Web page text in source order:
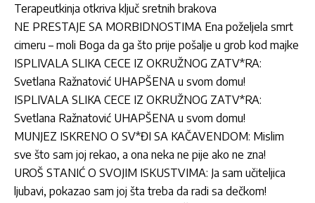
Terapeutkinja otkriva ključ sretnih brakova
NE PRESTAJE SA MORBIDNOSTIMA Ena poželjela smrt
cimeru – moli Boga da ga što prije pošalje u grob kod majke
ISPLIVALA SLIKA CECE IZ OKRUŽNOG ZATV*RA:
Svetlana Ražnatović UHAPŠENA u svom domu!
ISPLIVALA SLIKA CECE IZ OKRUŽNOG ZATV*RA:
Svetlana Ražnatović UHAPŠENA u svom domu!
MUNJEZ ISKRENO O SV*ĐI SA KAČAVENDOM: Mislim
sve što sam joj rekao, a ona neka ne pije ako ne zna!
UROŠ STANIĆ O SVOJIM ISKUSTVIMA: Ja sam učiteljica
ljubavi, pokazao sam joj šta treba da radi sa dečkom!